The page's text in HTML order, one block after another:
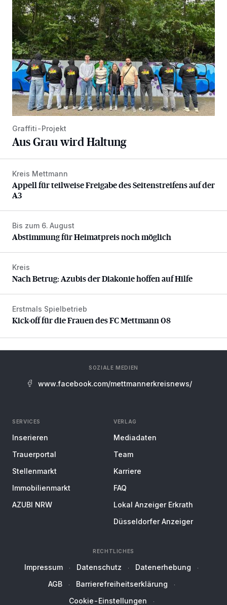
Graffiti-Projekt
Aus Grau wird Haltung
Appell für teilweise Freigabe des Seitenstreifens auf der A3
Kreis Mettmann
Appell für teilweise Freigabe des Seitenstreifens auf der
A3
Abstimmung für Heimatpreis noch möglich
Bis zum 6. August
Abstimmung für Heimatpreis noch möglich
Nach Betrug: Azubis der Diakonie hoffen auf Hilfe
Kreis
Nach Betrug: Azubis der Diakonie hoffen auf Hilfe
Kick-off für die Frauen des FC Mettmann 08
Erstmals Spielbetrieb
Kick-off für die Frauen des FC Mettmann 08
SOZIALE MEDIEN
www.facebook.com/mettmannerkreisnews/
SERVICES
Inserieren
Trauerportal
Stellenmarkt
Immobilienmarkt
AZUBI NRW
VERLAG
Mediadaten
Team
Karriere
FAQ
Lokal Anzeiger Erkrath
Düsseldorfer Anzeiger
RECHTLICHES
Impressum Datenschutz
Datenerhebung
AGB
Barrierefreiheitserklärung
Cookie-Einstellungen